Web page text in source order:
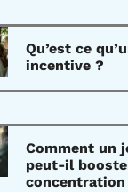
Qu’est ce
incentive ?
Comment un
peut-il
concentration